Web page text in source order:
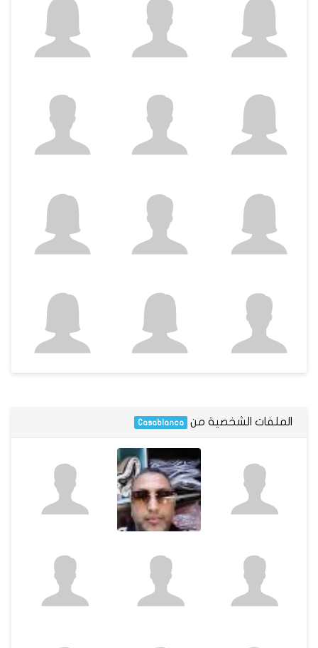
الملفات الشخصية من Casablanca